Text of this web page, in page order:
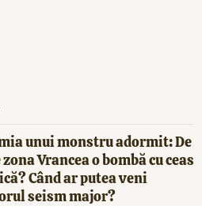
unui monstru adormit: De
zona Vrancea o bombă cu ceas
Când ar putea veni
seism major?